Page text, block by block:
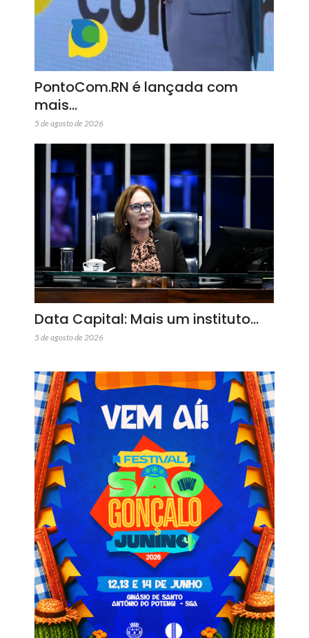
PontoCom.RN é lançada com
mais…
5 de agosto de 2026
Data Capital: Mais um instituto…
5 de agosto de 2026